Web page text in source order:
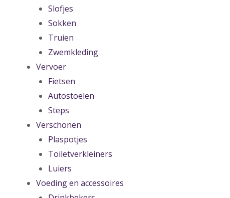
Slofjes
Sokken
Truien
Zwemkleding
Vervoer
Fietsen
Autostoelen
Steps
Verschonen
Plaspotjes
Toiletverkleiners
Luiers
Voeding en accessoires